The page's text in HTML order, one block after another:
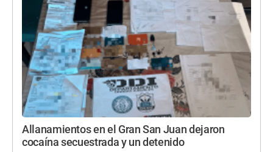
Allanamientos en el Gran San Juan dejaron
cocaína secuestrada y un detenido